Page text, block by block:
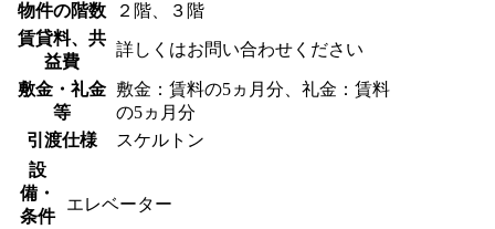
物件の階数
２階、３階
賃貸料、共
益費
詳しくはお問い合わせください
敷金・礼金
等
敷金：賃料の5ヵ月分、礼金：賃料
の5ヵ月分
引渡仕様
スケルトン
設
備・
条件
エレベーター